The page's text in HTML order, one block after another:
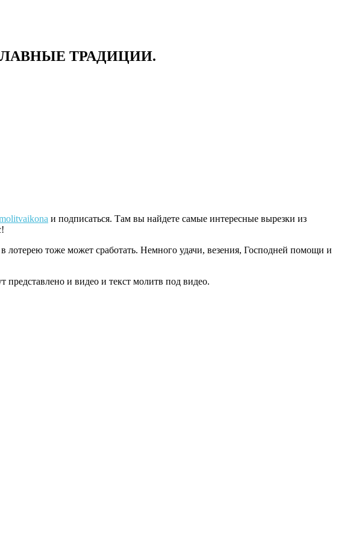
ТРАДИЦИИ.
и подписаться. Там вы найдете самые интересные вырезки из
тоже может сработать. Немного удачи, везения, Господней помощи и
представлено и видео и текст молитв под видео.